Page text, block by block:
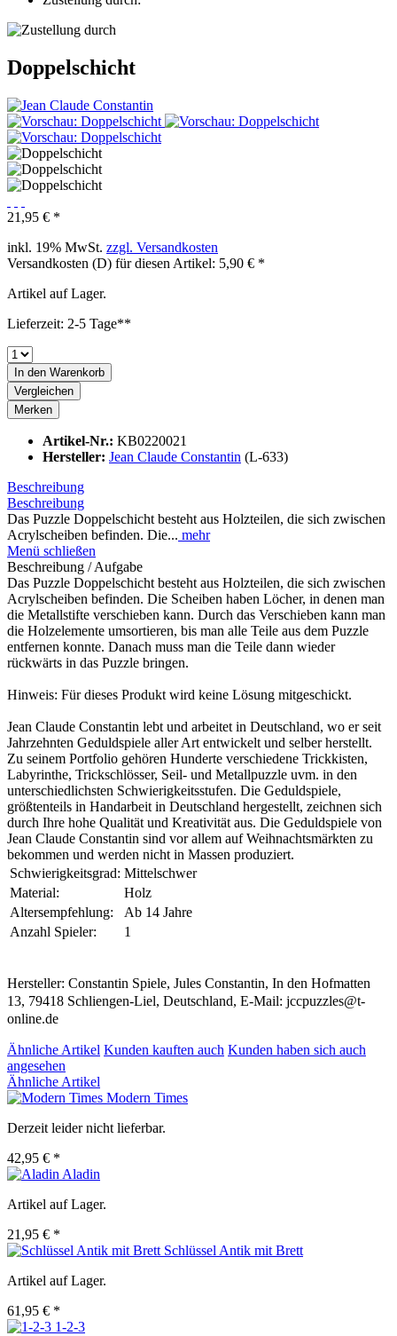
Doppelschicht
21,95 € *
inkl. 19% MwSt. zzgl. Versandkosten
Versandkosten (D) für diesen Artikel: 5,90 € *
Artikel auf Lager.
Lieferzeit: 2-5 Tage**
In den Warenkorb
Vergleichen
Merken
Artikel-Nr.: KB0220021
Hersteller: Jean Claude Constantin (L-633)
Beschreibung
Beschreibung
Das Puzzle Doppelschicht besteht aus Holzteilen, die sich zwischen
Acrylscheiben befinden. Die... mehr
Menü schließen
Beschreibung / Aufgabe
Das Puzzle Doppelschicht besteht aus Holzteilen, die sich zwischen
Acrylscheiben befinden. Die Scheiben haben Löcher, in denen man
die Metallstifte verschieben kann. Durch das Verschieben kann man
die Holzelemente umsortieren, bis man alle Teile aus dem Puzzle
entfernen konnte. Danach muss man die Teile dann wieder
rückwärts in das Puzzle bringen.
Hinweis: Für dieses Produkt wird keine Lösung mitgeschickt.
Jean Claude Constantin lebt und arbeitet in Deutschland, wo er seit
Jahrzehnten Geduldspiele aller Art entwickelt und selber herstellt.
Zu seinem Portfolio gehören Hunderte verschiedene Trickkisten,
Labyrinthe, Trickschlösser, Seil- und Metallpuzzle uvm. in den
unterschiedlichsten Schwierigkeitsstufen. Die Geduldspiele,
größtenteils in Handarbeit in Deutschland hergestellt, zeichnen sich
durch Ihre hohe Qualität und Kreativität aus. Die Geduldspiele von
Jean Claude Constantin sind vor allem auf Weihnachtsmärkten zu
bekommen und werden nicht in Massen produziert.
Schwierigkeitsgrad: Mittelschwer
Material:
Holz
Altersempfehlung:
Ab 14 Jahre
Anzahl Spieler:
1
Hersteller: Constantin Spiele, Jules Constantin, In den Hofmatten
13, 79418 Schliengen-Liel, Deutschland, E-Mail: jccpuzzles@t-
online.de
Ähnliche Artikel Kunden kauften auch Kunden haben sich auch
angesehen
Ähnliche Artikel
Modern Times
Derzeit leider nicht lieferbar.
42,95 € *
Aladin
Artikel auf Lager.
21,95 € *
Schlüssel Antik mit Brett
Artikel auf Lager.
61,95 € *
1-2-3